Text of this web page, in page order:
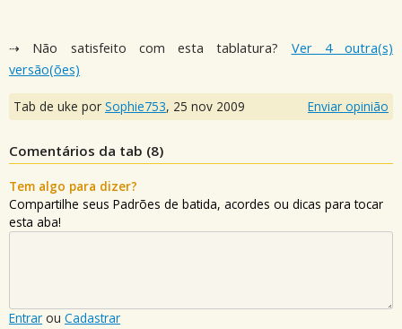
⇢ Não satisfeito com esta tablatura? Ver 4 outra(s)
versão(ões)
Tab de uke por Sophie753, 25 nov 2009 Enviar opinião
Comentários da tab (8)
Tem algo para dizer?
Compartilhe seus Padrões de batida, acordes ou dicas para tocar
esta aba!
Entrar ou Cadastrar